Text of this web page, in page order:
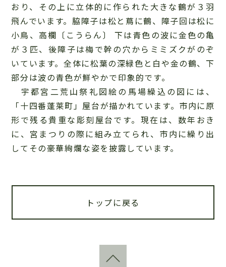
おり、その上に立体的に作られた大きな鶴が３羽
飛んでいます。脇障子は松と蔦に鶴、障子回は松に
小鳥、高欄〔こうらん〕 下は青色の波に金色の亀
が３匹、後障子は梅で幹の穴からミミズクがのぞ
いています。全体に松葉の深緑色と白や金の鶴、下
部分は波の青色が鮮やかで印象的です。
宇都宮二荒山祭礼図絵の馬場繰込の図には、
「十四番蓬莱町」屋台が描かれています。市内に原
形で残る貴重な彫刻屋台です。現在は、数年おき
に、宮まつりの際に組み立てられ、市内に繰り出
してその豪華絢爛な姿を披露しています。
トップに戻る